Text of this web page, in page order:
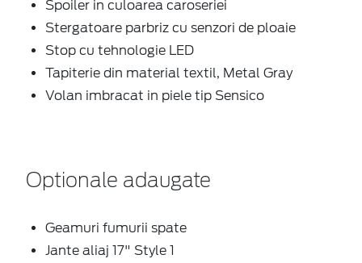
Spoiler in culoarea caroseriei
Stergatoare parbriz cu senzori de ploaie
Stop cu tehnologie LED
Tapiterie din material textil, Metal Gray
Volan imbracat in piele tip Sensico
Optionale adaugate
Geamuri fumurii spate
Jante aliaj 17" Style 1